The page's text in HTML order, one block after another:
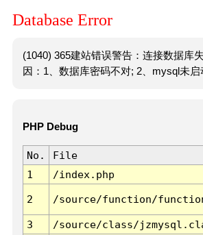
Database Error
(1040) 365建站错误警告：连接数据库
因：1、数据库密码不对; 2、mysql未启
PHP Debug
No. File
1
/index.php
2 /source/function/
3 /source/class/